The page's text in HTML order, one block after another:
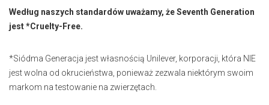
Według naszych standardów uważamy, że Seventh Generation
jest *Cruelty-Free.
*Siódma Generacja jest własnością Unilever, korporacji, która NIE
jest wolna od okrucieństwa, ponieważ zezwala niektórym swoim
markom na testowanie na zwierzętach.